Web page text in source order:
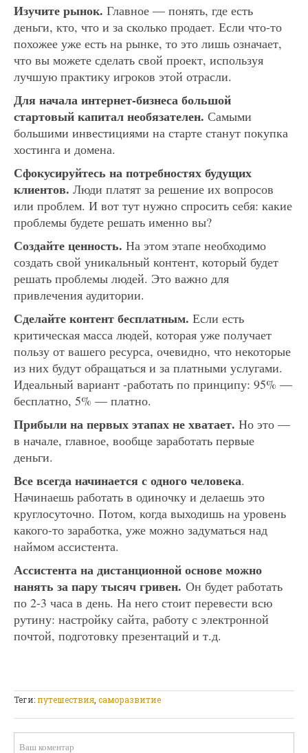
Изучите рынок. Главное — понять, где есть
деньги, кто, что и за сколько продает. Если что-то
похожее уже есть на рынке, то это лишь означает,
что вы можете сделать свой проект, используя
лучшую практику игроков этой отрасли.
Для начала интернет-бизнеса большой
стартовый капитал необязателен. Самыми
большими инвестициями на старте станут покупка
хостинга и домена.
Сфокусируйтесь на потребностях будущих
клиентов. Люди платят за решение их вопросов
или проблем. И вот тут нужно спросить себя: какие
проблемы будете решать именно вы?
Создайте ценность. На этом этапе необходимо
создать свой уникальный контент, который будет
решать проблемы людей. Это важно для
привлечения аудитории.
Сделайте контент бесплатным. Если есть
критическая масса людей, которая уже получает
пользу от вашего ресурса, очевидно, что некоторые
из них будут обращаться и за платными услугами.
Идеальный вариант -работать по принципу: 95% —
бесплатно, 5% — платно.
Прибыли на первых этапах не хватает. Но это —
в начале, главное, вообще заработать первые
деньги.
Все всегда начинается с одного человека.
Начинаешь работать в одиночку и делаешь это
круглосуточно. Потом, когда выходишь на уровень
какого-то заработка, уже можно задуматься над
наймом ассистента.
Ассистента на дистанционной основе можно
нанять за пару тысяч гривен. Он будет работать
по 2-3 часа в день. На него стоит перевести всю
рутину: настройку сайта, работу с электронной
почтой, подготовку презентаций и т.д.
Теги:путешествия саморазвитие